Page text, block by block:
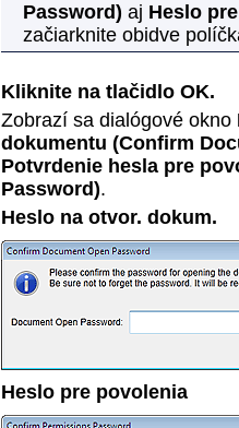
Password) aj Heslo
začiarknite obidve
Kliknite na tlačidlo OK.
Zobrazí sa dialógové okno
dokumentu (Confirm
Potvrdenie hesla pre
Password).
Heslo na otvor. dokum.
Heslo pre povolenia